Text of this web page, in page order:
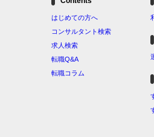
はじめての方へ
コンサルタント検索
求人検索
転職Q&A
転職コラム